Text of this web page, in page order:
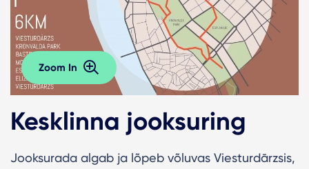
Zoom In
Kesklinna jooksuring
Jooksurada algab ja lõpeb võluvas Viesturdārzsis,